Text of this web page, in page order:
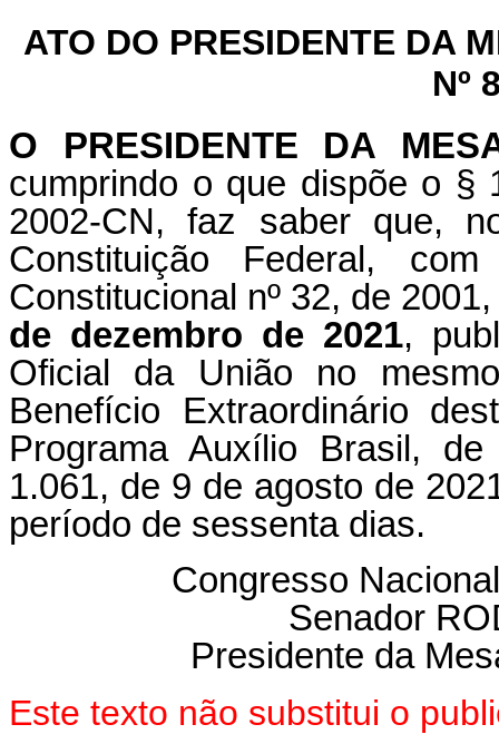
ATO DO PRESIDENTE DA
Nº
O PRESIDENTE DA
cumprindo o que dispõe o §
2002-CN, faz saber que,
Constituição Federal,
Constitucional nº 32, de
de dezembro de 2021,
Oficial da União no
Benefício Extraordinário
Programa Auxílio Brasil,
1.061, de 9 de agosto de
período de sessenta dias.
Congresso
Senador
Presidente da
Este texto não substitui o